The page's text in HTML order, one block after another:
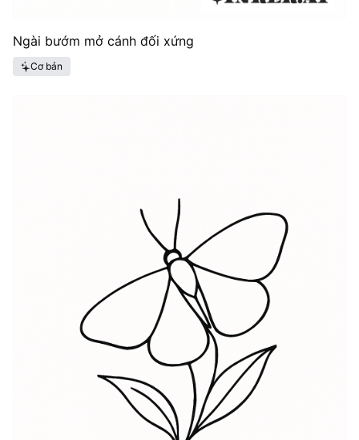
Ngài bướm mở cánh đối xứng
Cơ bản